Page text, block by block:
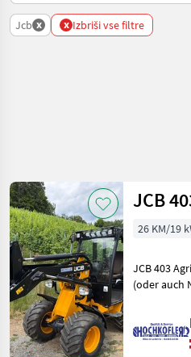
Jcb x x Izbriši vse filtre
Kategorija 1 Država
TRENUTNA
POT
Jcb
IZBERITE
KATEGORIJO
Ponastavi
Prikaži
478
rezultatov
JCB
26 KM/19
JCB 403
(oder auch
Kubota
einstellbar)
Hydrostat